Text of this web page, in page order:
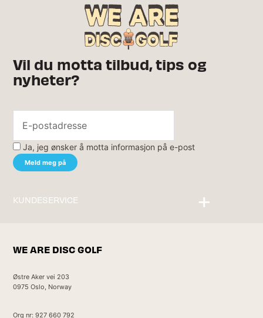
Vil du motta tilbud, tips og
nyheter?
Ja, jeg ønsker å motta informasjon på e-post
KUNDESERVICE
WE ARE DISC GOLF
Østre Aker vei 203
0975 Oslo, Norway
Org nr: 927 660 792